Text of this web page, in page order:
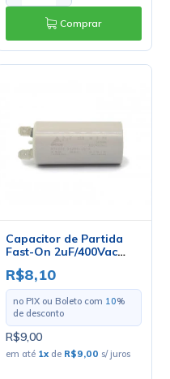
Comprar
Capacitor de Partida
Fast-On 2uF/400Vac
50/60Hz +-5%
R$8,10
no PIX ou Boleto com 10%
de desconto
R$9,00
em até 1x de R$9,00 s/ juros